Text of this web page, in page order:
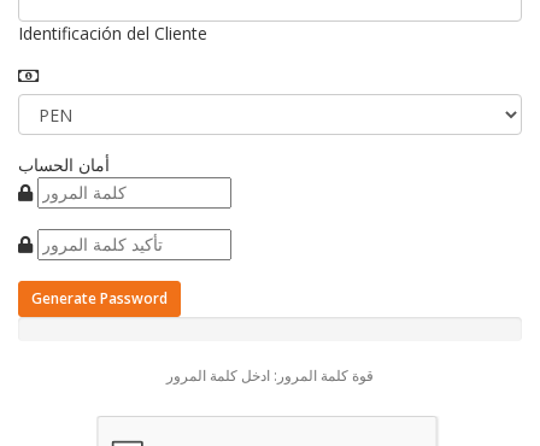
Identificación del Cliente
أمان الحساب
Generate Password
قوة كلمة المرور: ادخل كلمة المرور